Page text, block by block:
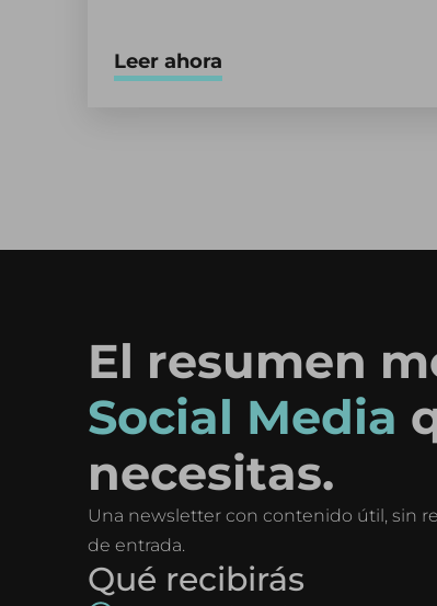
Leer ahora
El resumen
Social Media
necesitas.
Una newsletter con contenido útil, sin
de entrada.
Qué recibirás